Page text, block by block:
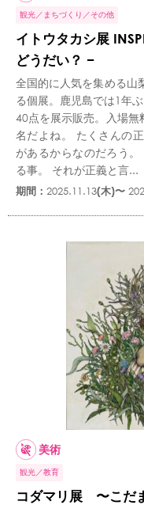
観光 まちづくり その他
イトウタカシ展
どうだい？ −
全国的に人気を集める山
る個展。鹿児島では1年
40点を展示販売。入場
名だよね。 たくさんの
があるからなのだろう
る事。 それが正義と言...
期間： 2025.11.13(木)〜
美術
観光 教育
コダマリ展 〜こだ